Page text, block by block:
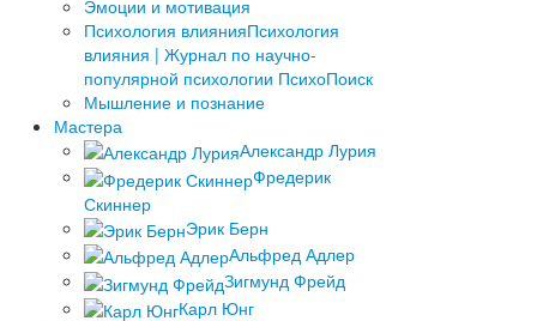
Эмоции и мотивация
Психология влиянияПсихология
влияния | Журнал по научно-
популярной психологии ПсихоПоиск
Мышление и познание
Мастера
Александр Лурия
Фредерик
Скиннер
Эрик Берн
Альфред Адлер
Зигмунд Фрейд
Карл Юнг